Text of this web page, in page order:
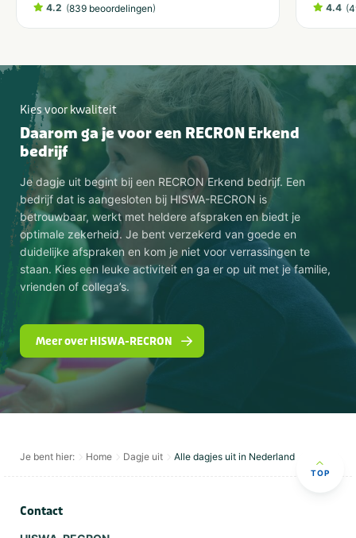
4.2 (839 beoordelingen) 4.4 (
Kies voor kwaliteit
Daarom ga je voor een RECRON Erkend
bedrijf
Je dagje uit begint bij een RECRON Erkend bedrijf. Een
bedrijf dat is aangesloten bij HISWA-RECRON is
betrouwbaar, werkt met heldere afspraken en biedt je
optimale zekerheid. Je bent verzekerd van goede en
duidelijke afspraken en kom je niet voor verrassingen te
staan. Kies een leuke activiteit en ga er op uit met je familie,
vrienden of collega’s.
Meer over HISWA-RECRON
Je bent hier: Home Dagje uit Alle dagjes uit in Nederland
TOP
Contact